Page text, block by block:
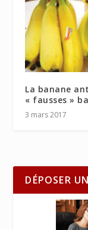
La banane
« fausses »
3 mars 2017
DÉPOSER